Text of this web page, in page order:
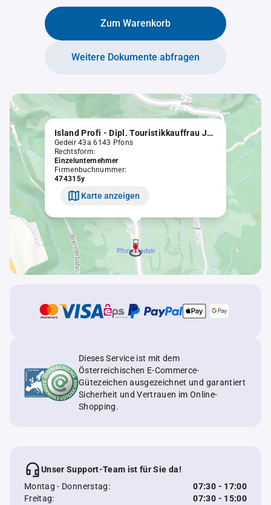
Zum Warenkorb
Weitere Dokumente abfragen
Island Profi - Dipl. Touristikkauffrau Johanna Pálsdóttir-Mumelter e.U.
Gedeir 43a 6143 Pfons
Rechtsform:
Einzelunternehmer
Firmenbuchnummer:
474315y
Karte anzeigen
Dieses Service ist mit dem
Österreichischen E-Commerce-
Gütezeichen ausgezeichnet und garantiert
Sicherheit und Vertrauen im Online-
Shopping.
Unser Support-Team ist für Sie da!
Montag - Donnerstag:
07:30 - 17:00
Freitag:
07:30 - 15:00